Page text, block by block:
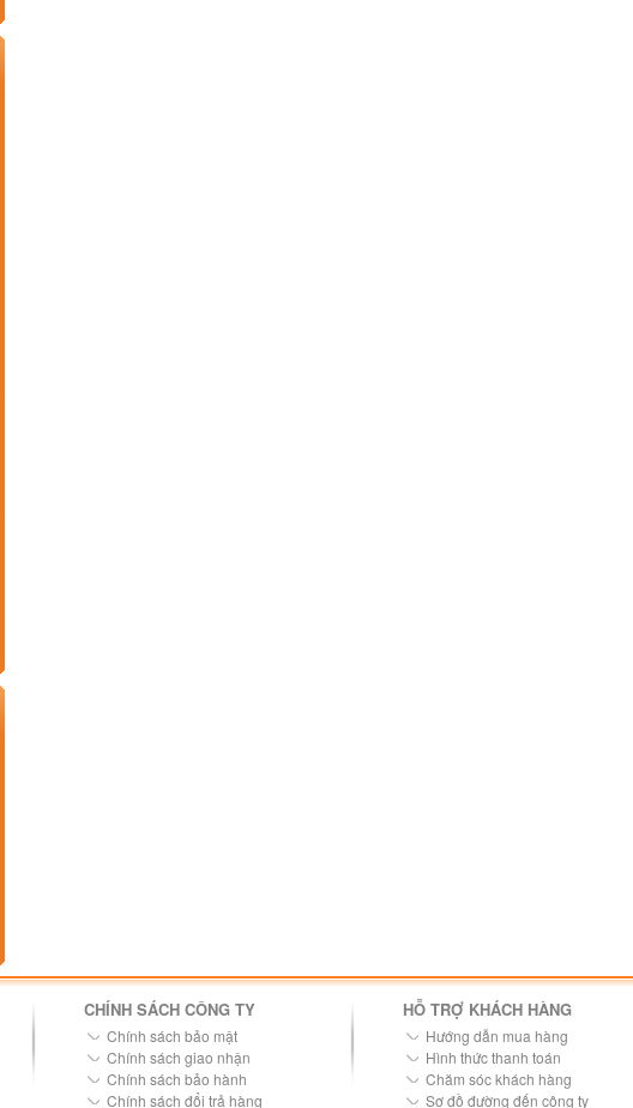
CHÍNH SÁCH CÔNG TY
Chính sách bảo mật
Chính sách giao nhận
Chính sách bảo hành
Chính sách đổi trả hàng
HỖ TRỢ KHÁCH HÀNG
Hướng dẫn mua hàng
Hình thức thanh toán
Chăm sóc khách hàng
Sơ đồ đường đến công ty